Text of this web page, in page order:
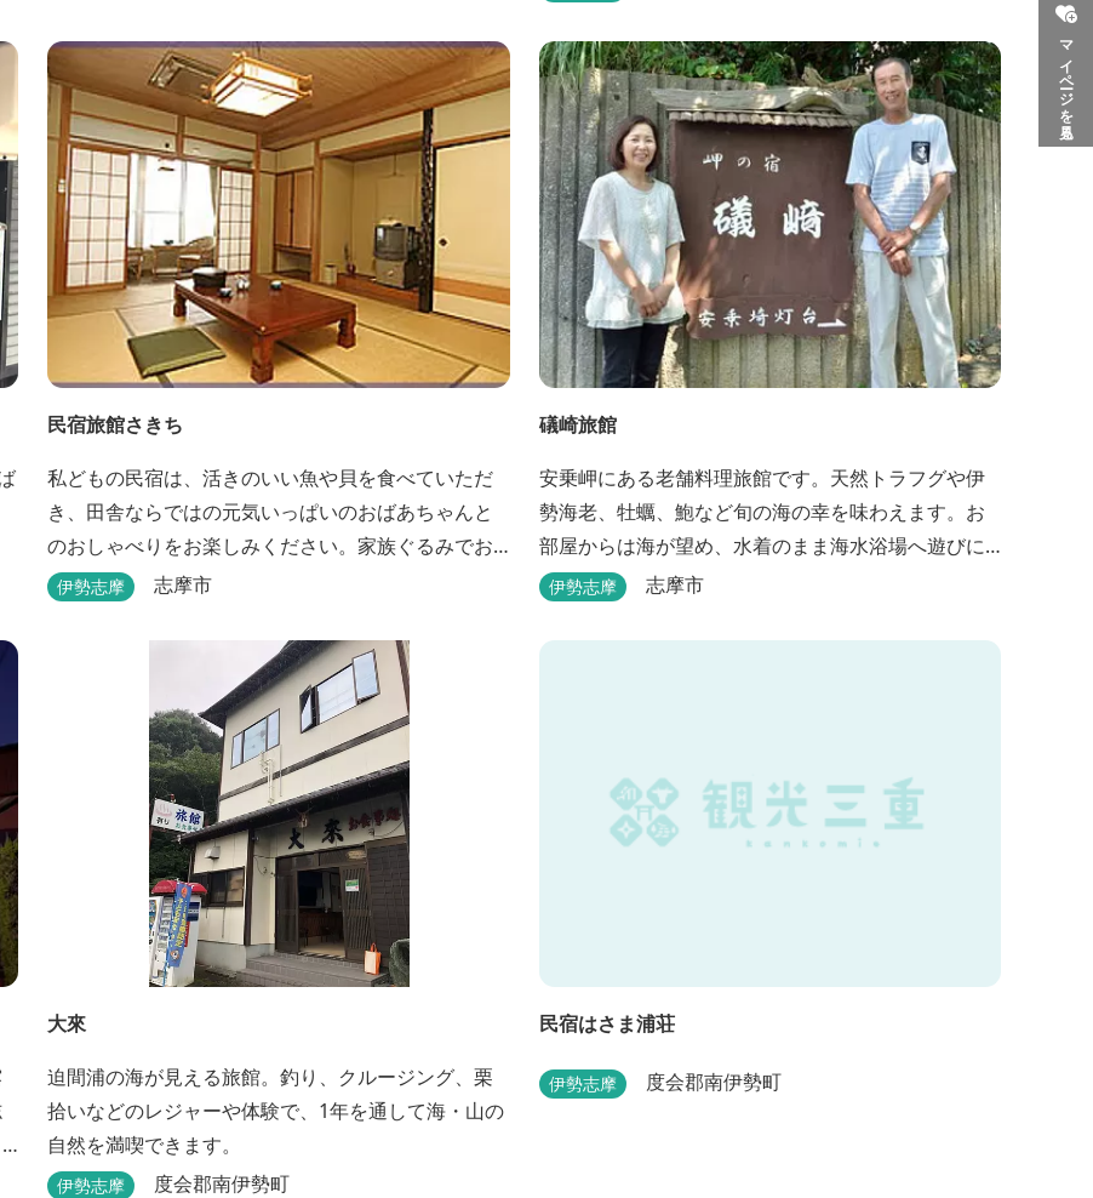
マイページを見る
民宿旅館さきち
私どもの民宿は、活きのいい魚や貝を食べていただ
き、田舎ならではの元気いっぱいのおばあちゃんと
のおしゃべりをお楽しみください。家族ぐるみでお
世話させていただきます！
伊勢志摩 志摩市
礒崎旅館
安乗岬にある老舗料理旅館です。天然トラフグや伊
勢海老、牡蠣、鮑など旬の海の幸を味わえます。お
部屋からは海が望め、水着のまま海水浴場へ遊びに
行けます。
伊勢志摩 志摩市
大來
迫間浦の海が見える旅館。釣り、クルージング、栗
拾いなどのレジャーや体験で、1年を通して海・山の
自然を満喫できます。
伊勢志摩 度会郡南伊勢町
民宿はさま浦荘
伊勢志摩 度会郡南伊勢町